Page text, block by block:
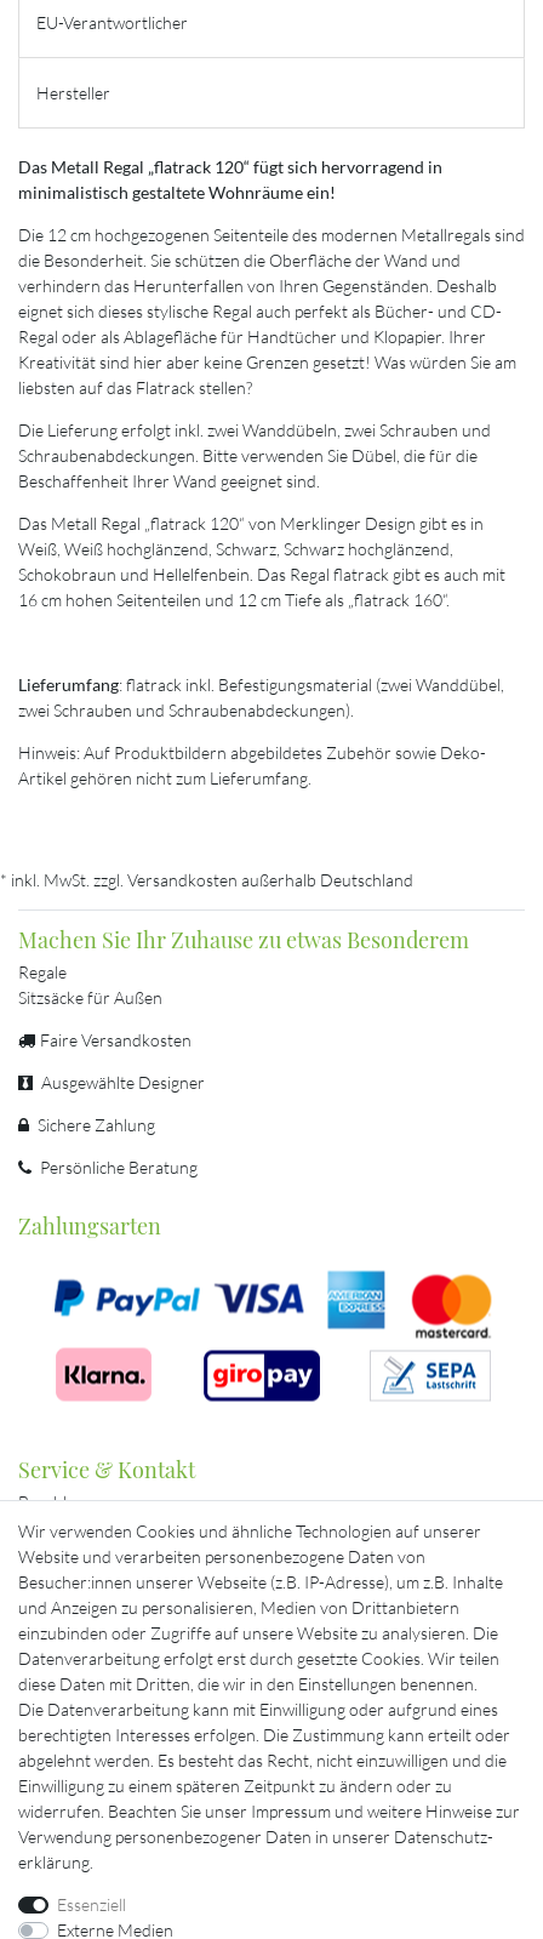
EU-Verantwortlicher
Hersteller
Das Metall Regal „flatrack 120“ fügt sich hervorragend in
minimalistisch gestaltete Wohnräume ein!
Die 12 cm hochgezogenen Seitenteile des modernen Metallregals sind
die Besonderheit. Sie schützen die Oberfläche der Wand und
verhindern das Herunterfallen von Ihren Gegenständen. Deshalb
eignet sich dieses stylische Regal auch perfekt als Bücher- und CD-
Regal oder als Ablagefläche für Handtücher und Klopapier. Ihrer
Kreativität sind hier aber keine Grenzen gesetzt! Was würden Sie am
liebsten auf das Flatrack stellen?
Die Lieferung erfolgt inkl. zwei Wanddübeln, zwei Schrauben und
Schraubenabdeckungen. Bitte verwenden Sie Dübel, die für die
Beschaffenheit Ihrer Wand geeignet sind.
Das Metall Regal „flatrack 120“ von Merklinger Design gibt es in
Weiß, Weiß hochglänzend, Schwarz, Schwarz hochglänzend,
Schokobraun und Hellelfenbein. Das Regal flatrack gibt es auch mit
16 cm hohen Seitenteilen und 12 cm Tiefe als „flatrack 160“.
Lieferumfang: flatrack inkl. Befestigungsmaterial (zwei Wanddübel,
zwei Schrauben und Schraubenabdeckungen).
Hinweis: Auf Produktbildern abgebildetes Zubehör sowie Deko-
Artikel gehören nicht zum Lieferumfang.
* inkl. MwSt. zzgl. Versandkosten außerhalb Deutschland
Machen Sie Ihr Zuhause zu etwas Besonderem
Regale
Sitzsäcke für Außen
Faire Versandkosten
Ausgewählte Designer
Sichere Zahlung
Persönliche Beratung
Zahlungsarten
Service & Kontakt
Bezahlung
Beratung & Kontakt
Mein Konto
Versand
Ausgewählte Marken für Sie
Impressum
Wir verwenden Cookies und ähnliche Technologien auf unserer
Website und verarbeiten personenbezogene Daten von
Besucher:innen unserer Webseite (z.B. IP-Adresse), um z.B. Inhalte
und Anzeigen zu personalisieren, Medien von Drittanbietern
einzubinden oder Zugriffe auf unsere Website zu analysieren. Die
Datenverarbeitung erfolgt erst durch gesetzte Cookies. Wir teilen
diese Daten mit Dritten, die wir in den Einstellungen benennen.
Die Datenverarbeitung kann mit Einwilligung oder aufgrund eines
berechtigten Interesses erfolgen. Die Zustimmung kann erteilt oder
abgelehnt werden. Es besteht das Recht, nicht einzuwilligen und die
Einwilligung zu einem späteren Zeitpunkt zu ändern oder zu
widerrufen. Beachten Sie unser Impressum und weitere Hinweise zur
Verwendung personenbezogener Daten in unserer Daten­schutz­
erklärung
Essenziell
Externe Medien